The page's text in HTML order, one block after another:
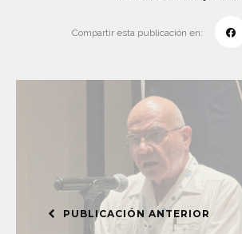
Compartir esta publicación en:
PUBLICACIÓN ANTERIOR